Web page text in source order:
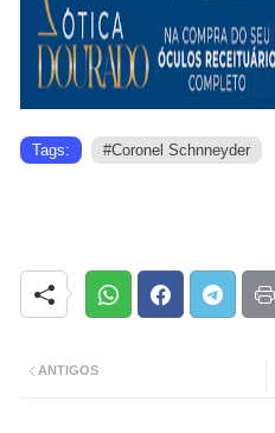
Tags: #Coronel Schnneyder
ANTIGOS